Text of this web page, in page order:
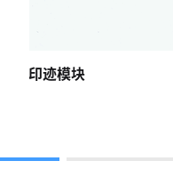
印迹模块